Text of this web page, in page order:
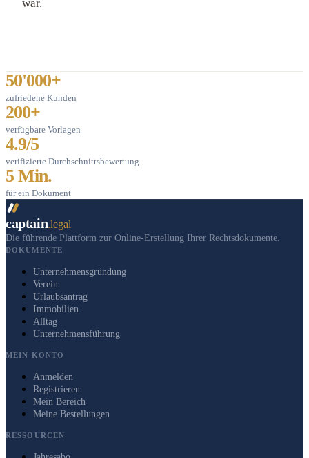
war.
50'000+
zufriedene Kunden
200+
verfügbare Vorlagen
4.9/5
verifizierte Durchschnittsbewertung
5 Min.
für ein Dokument
captain.legal
Die führende Plattform zur Online-Erstellung Ihrer Rechtsdokumente.
DOKUMENTE
Unternehmensgründung
Verein
Urlaubsantrag
Immobilien
Alltag
Unternehmensführung
MEIN KONTO
Anmelden
Registrieren
Mein Bereich
Meine Bestellungen
RESSOURCEN